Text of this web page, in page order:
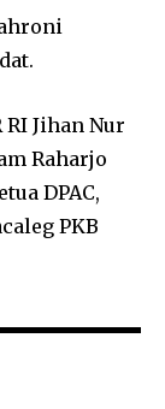
RI Jihan Nur
Raharjo
DPAC,
PKB